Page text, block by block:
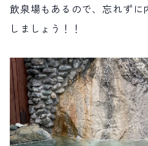
飲泉場もあるので、忘れずに
しましょう！！